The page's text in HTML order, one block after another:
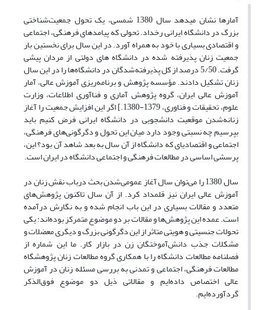
آمارها نشان می‏دهد سال 1380 شمسی، یک تحول جمعیت‏‌شناختی
بزرگ در دانشگاه ایرانی رخداد. تحولی که پیامدهای فرهنگی، اجتماعی
و اقتصادی بسیاری با خود به همراه آورد. در این سال برای نخستین ‏بار
جمعیت زنان پذیرفته‏ شده در دانشگاه ‏های دولتی از مردان پیشی
گرفت. 5/50 درصد از کل پذیرفته‏‌شدگان در دانشگاه‌‏ها را در این سال
زنان تشکیل دادند. مؤسسه‏ پژوهش و برنامه‌‏ریزی آموزش عالی، آمار
آموزش عالی ایران، گروه پژوهش آماری و فناآوری اطلاعات، وزارت
علوم، تحقیقات و فناوری، 1379-1380.] اگر این افزایش جمعیت را آغاز
زنانه‌‏شدن موقعیت دانشجویی در دانشگاه ایرانی فرض کنیم باید
بپرسیم چه نسبتی وجود دارد میان این تحول و دگرگونی‏‌های فرهنگی،
اجتماعی و اقتصادی‏ای که دانشگاه از آن سال به بعد شاهد آن بود؟ این،
پرسشی اساسی در مطالعات فرهنگی و اجتماعی دانشگاه در ایران است.
سال 1380 را می‌‏توان سال آغاز عمومی‏‌شدن بحث درباب نقش زنان در
آموزش عالی ایران نیز قلمداد کرد. از آن سال تاکنون پژوهش‌‏های
متعدد و مقالات بسیاری در این باب انجام شده و به نگارش درآمده
است. عمده‏ این پژوهش‌ها و مقالات بر دو موضوع متمرکز بوده‏‌اند: یکی
تحولات جنسیتی و هویتی متاثر از این دگرگونی بزرگ و دیگری معضلات و
مشکلات جذب دانش‌‏آموختگان زن در بازار کار. ما این شماره از
فصلنامه مطالعات دانشگاه را با همکاری گروه مطالعات زنان پژوهشگاه
مطالعات فرهنگی، اجتماعی و تمدنی به بررسی مسئله‏ زنان در آموزش
عالی اختصاص داده‌‏ایم و مقالاتی ذیل دو موضوع فوق‏‌الذکر
گردآورده‌‏ایم.